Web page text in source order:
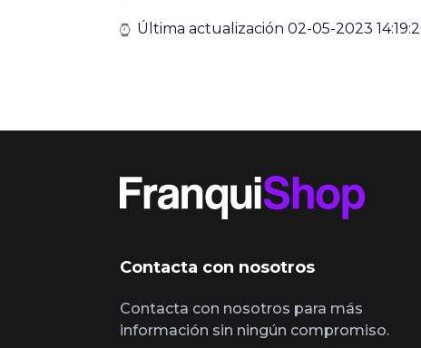
Última actualización 02-05-2023
Contacta con nosotros
Contacta con nosotros para más
información sin ningún compromiso.